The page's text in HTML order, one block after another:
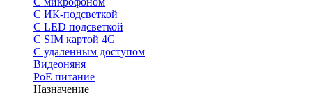
С ИК-подсветкой
С LED подсветкой
C SIM картой 4G
C удаленным доступом
Видеоняня
PoE питание
Назначение